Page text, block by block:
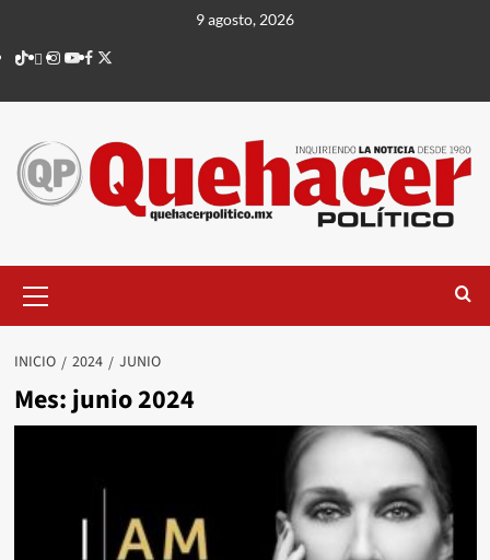
contenido
9 agosto, 2026
TikTok
threads
Instagram
Youtube
Facebook
X
principal
INICIO 2024 JUNIO
Mes:junio 2024